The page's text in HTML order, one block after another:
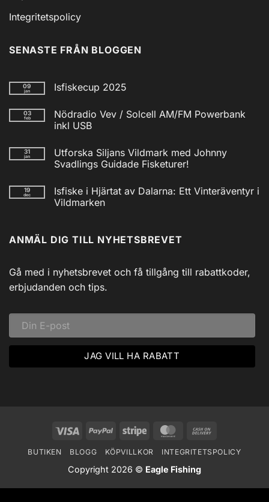
Integritetspolicy
SENASTE FRÅN BLOGGEN
09
jan Isfiskecup 2025
till
Isfiskecup
2025
03
feb
Nödradio Vev / Solcell AM/FM Powerbank
inkl USB
till
Nödradio
Vev
AM/FM
Powerbank
inkl
31
jan
Utforska Siljans Vildmark med Johnny
Svadlings Guidade Fisketurer!
till
Utforska
Siljans
Svadlings
Guidade
19
dec
Isfiske i Hjärtat av Dalarna: Ett Vinteräventyr i
Vildmarken
Isfiske
i
Dalarna:
Ett
Vinteräventyr
i
ANMÄL DIG TILL NYHETSBREVET
Gå med i nyhetsbrevet och få tillgång till rabattkoder,
erbjudanden och tips.
Visa PayPal Stripe MasterCard
Delivery
BUTIKEN BLOGG KÖPVILLKOR INTEGRITETSPOLICY
Copyright 2026 © Eagle Fishing